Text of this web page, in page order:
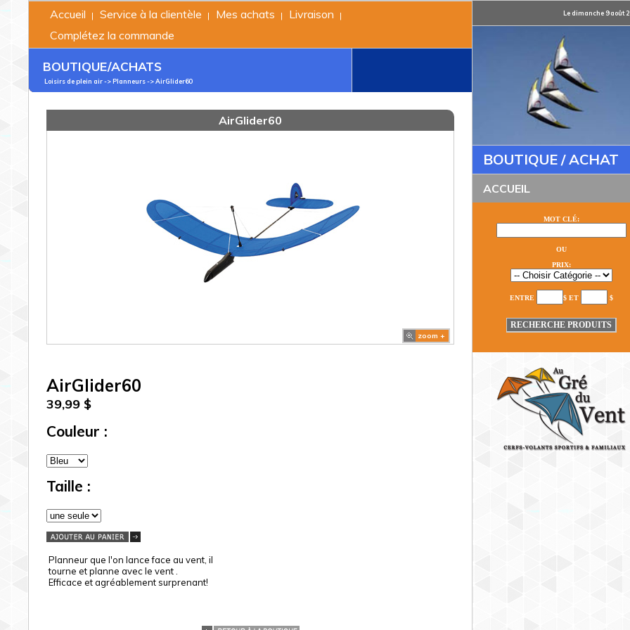
Accueil | Service à la clientèle | Mes achats | Livraison |
Complétez la commande
BOUTIQUE/ACHATS
Loisirs de plein air ->Planneurs-> AirGlider60
AirGlider60
zoom +
AirGlider60
39,99 $
Couleur :
Taille :
Planneur que l'on lance face au vent, il
tourne et planne avec le vent .
Efficace et agréablement surprenant!
Le dimanche 9 août
BOUTIQUE / ACHAT
ACCUEIL
MOT CLÉ:
OU
PRIX:
ENTRE $ ET $
RECHERCHE PRODUITS